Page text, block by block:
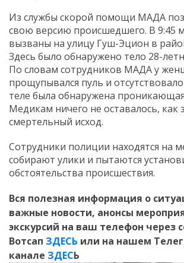
Из службы скорой помощи МАДА
свою версию происшедшего. В 9:45
вызваны на улицу Гуш-Эцион в
Здесь было обнаружено тело 28-
По словам сотрудников МАДА у
прощупывался пуль и
теле была обнаружена
Медикам ничего не оставалось, как
смертельный исход.
Сотрудники полиции находятся на
собирают улики и пытаются
обстоятельства происшествия.
Вся полезная информация о
важные новости, анонсы
экскурсий на ваш телефон через
Вотсап ЗДЕСЬ или на нашем
канале ЗДЕСЬ